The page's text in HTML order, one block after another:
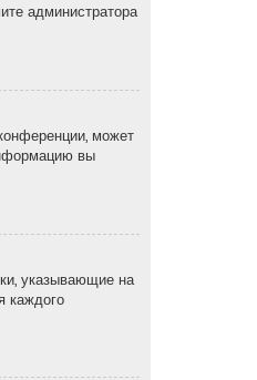
администратора
может
вы
указывающие на
каждого